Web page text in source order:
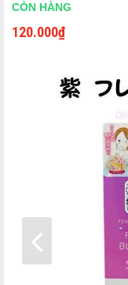
CÒN HÀNG
120.000₫